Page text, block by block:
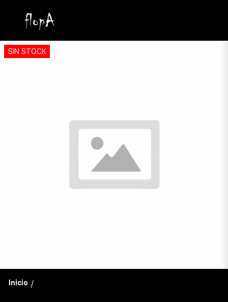
SIN STOCK
Inicio /